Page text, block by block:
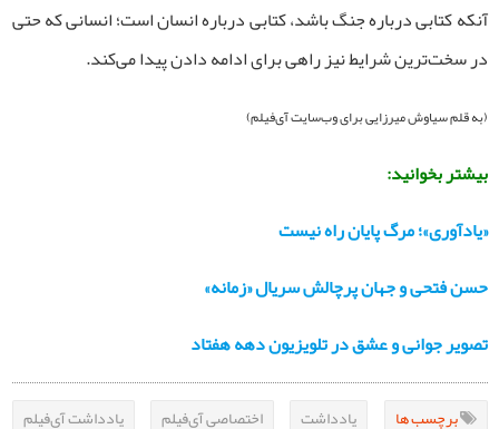
آنکه کتابی درباره جنگ باشد، کتابی درباره انسان است؛ انسانی که حتی
در سخت‌ترین شرایط نیز راهی برای ادامه دادن پیدا می‌کند.
(به قلم سیاوش میرزایی برای وب‌سایت آی‌فیلم)
بیشتر بخوانید:
«یادآوری»؛ مرگ پایان راه نیست
حسن فتحی و جهان پرچالش سریال «زمانه»
تصویر جوانی و عشق در تلویزیون دهه هفتاد
برچسب ها یادداشت اختصاصی آی‌فیلم
یادداشت آی‌فیلم